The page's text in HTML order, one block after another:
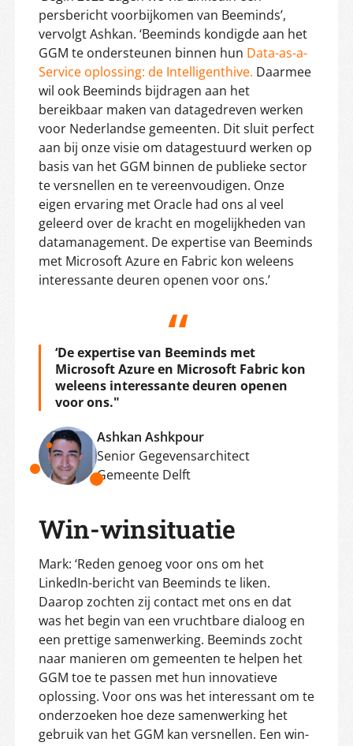
persbericht voorbijkomen van Beeminds’,
vervolgt Ashkan. ‘Beeminds kondigde aan het
GGM te ondersteunen binnen hun Data-as-a-
Service oplossing: de Intelligenthive. Daarmee
wil ook Beeminds bijdragen aan het
bereikbaar maken van datagedreven werken
voor Nederlandse gemeenten. Dit sluit perfect
aan bij onze visie om datagestuurd werken op
basis van het GGM binnen de publieke sector
te versnellen en te vereenvoudigen. Onze
eigen ervaring met Oracle had ons al veel
geleerd over de kracht en mogelijkheden van
datamanagement. De expertise van Beeminds
met Microsoft Azure en Fabric kon weleens
interessante deuren openen voor ons.’
‘De expertise van Beeminds met
Microsoft Azure en Microsoft Fabric kon
weleens interessante deuren openen
voor ons."
Ashkan Ashkpour
Senior Gegevensarchitect
Gemeente Delft
Win-winsituatie
Mark: ‘Reden genoeg voor ons om het
LinkedIn-bericht van Beeminds te liken.
Daarop zochten zij contact met ons en dat
was het begin van een vruchtbare dialoog en
een prettige samenwerking. Beeminds zocht
naar manieren om gemeenten te helpen het
GGM toe te passen met hun innovatieve
oplossing. Voor ons was het interessant om te
onderzoeken hoe deze samenwerking het
gebruik van het GGM kan versnellen. Een win-